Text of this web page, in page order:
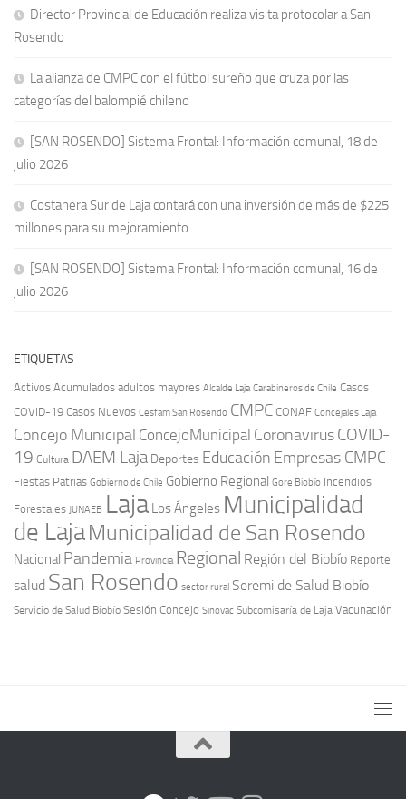
Director Provincial de Educación realiza visita protocolar a San
Rosendo
La alianza de CMPC con el fútbol sureño que cruza por las
categorías del balompié chileno
[SAN ROSENDO] Sistema Frontal: Información comunal, 18 de
julio 2026
Costanera Sur de Laja contará con una inversión de más de $225
millones para su mejoramiento
[SAN ROSENDO] Sistema Frontal: Información comunal, 16 de
julio 2026
ETIQUETAS
Activos Acumulados adultos mayores Alcalde Laja Carabineros de Chile Casos
COVID-19 Casos Nuevos Cesfam San Rosendo CMPC CONAF Concejales Laja
Concejo Municipal ConcejoMunicipal CoronavirusCOVID-
19 Cultura DAEM Laja Deportes Educación Empresas CMPC
Fiestas Patrias Gobierno de Chile Gobierno Regional Gore Biobío Incendios
Forestales JUNAEB Laja Los Ángeles Municipalidad
de LajaMunicipalidad de San Rosendo
Nacional Pandemia Provincia Regional Región del Biobío Reporte
salud San Rosendo sector rural Seremi de Salud Biobío
Servicio de Salud Biobío Sesión Concejo Sinovac Subcomisaría de Laja Vacunación